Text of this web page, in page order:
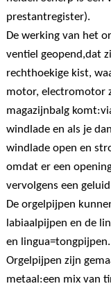
prestantregister).
De werking van het
ventiel geopend,dat
rechthoekige kist,
motor, electromotor
magazijnbalg
windlade en als je
windlade open en
omdat er een
vervolgens een
De orgelpijpen
labiaalpijpen en de
en
Orgelpijpen zijn
metaal:een mix van